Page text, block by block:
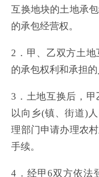
互换地块的土地承
的承包经营权。
2．甲、乙双方土
的承包权利和承担的
3．土地互换后，
以向乡(镇、街道)
理部门申请办理农
手续。
4．经甲6双方依法